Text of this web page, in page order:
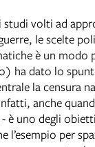
studi volti ad
le scelte
è un
ha dato lo
la censura
anche
uno degli
per